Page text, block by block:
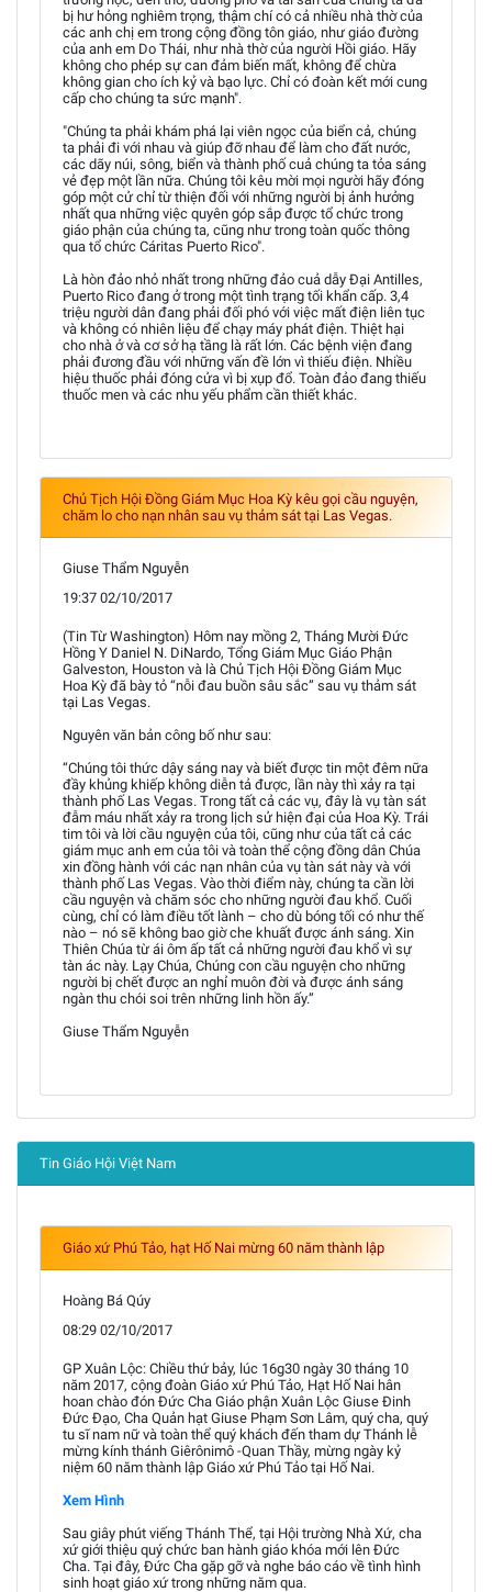
bị hư hỏng nghiêm trọng, thậm chí có cả nhiều nhà thờ của
các anh chị em trong cộng đồng tôn giáo, như giáo đường
của anh em Do Thái, như nhà thờ của người Hồi giáo. Hãy
không cho phép sự can đảm biến mất, không để chừa
không gian cho ích kỷ và bạo lực. Chỉ có đoàn kết mới cung
cấp cho chúng ta sức mạnh".
"Chúng ta phải khám phá lại viên ngọc của biển cả, chúng
ta phải đi với nhau và giúp đỡ nhau để làm cho đất nước,
các dãy núi, sông, biển và thành phố cuả chúng ta tỏa sáng
vẻ đẹp một lần nữa. Chúng tôi kêu mời mọi người hãy đóng
góp một cử chỉ từ thiện đối với những người bị ảnh hưởng
nhất qua những việc quyên góp sắp được tổ chức trong
giáo phận của chúng ta, cũng như trong toàn quốc thông
qua tổ chức Cáritas Puerto Rico".
Là hòn đảo nhỏ nhất trong những đảo cuả dẫy Đại Antilles,
Puerto Rico đang ở trong một tình trạng tối khẩn cấp. 3,4
triệu người dân đang phải đối phó với việc mất điện liên tục
và không có nhiên liệu để chạy máy phát điện. Thiệt hại
cho nhà ở và cơ sở hạ tầng là rất lớn. Các bệnh viện đang
phải đương đầu với những vấn đề lớn vì thiếu điện. Nhiều
hiệu thuốc phải đóng cửa vì bị xụp đổ. Toàn đảo đang thiếu
thuốc men và các nhu yếu phẩm cần thiết khác.
Chủ Tịch Hội Đồng Giám Mục Hoa Kỳ kêu gọi cầu nguyện,
chăm lo cho nạn nhân sau vụ thảm sát tại Las Vegas.
Giuse Thẩm Nguyễn
19:37 02/10/2017
(Tin Từ Washington) Hôm nay mồng 2, Tháng Mười Đức
Hồng Y Daniel N. DiNardo, Tổng Giám Mục Giáo Phận
Galveston, Houston và là Chủ Tịch Hội Đồng Giám Mục
Hoa Kỳ đã bày tỏ “nỗi đau buồn sâu sắc” sau vụ thảm sát
tại Las Vegas.
Nguyên văn bản công bố như sau:
“Chúng tôi thức dậy sáng nay và biết được tin một đêm nữa
đầy khủng khiếp không diễn tả được, lần này thì xảy ra tại
thành phố Las Vegas. Trong tất cả các vụ, đây là vụ tàn sát
đẫm máu nhất xảy ra trong lịch sử hiện đại của Hoa Kỳ. Trái
tim tôi và lời cầu nguyện của tôi, cũng như của tất cả các
giám mục anh em của tôi và toàn thể cộng đồng dân Chúa
xin đồng hành với các nạn nhân của vụ tàn sát này và với
thành phố Las Vegas. Vào thời điểm này, chúng ta cần lời
cầu nguyện và chăm sóc cho những người đau khổ. Cuối
cùng, chỉ có làm điều tốt lành – cho dù bóng tối có như thế
nào – nó sẽ không bao giờ che khuất được ánh sáng. Xin
Thiên Chúa từ ái ôm ấp tất cả những người đau khổ vì sự
tàn ác này. Lạy Chúa, Chúng con cầu nguyện cho những
người bị chết được an nghỉ muôn đời và được ánh sáng
ngàn thu chói soi trên những linh hồn ấy.”
Giuse Thẩm Nguyễn
Tin Giáo Hội Việt Nam
Giáo xứ Phú Tảo, hạt Hố Nai mừng 60 năm thành lập
Hoàng Bá Qúy
08:29 02/10/2017
GP Xuân Lộc: Chiều thứ bảy, lúc 16g30 ngày 30 tháng 10
năm 2017, cộng đoàn Giáo xứ Phú Tảo, Hạt Hố Nai hân
hoan chào đón Đức Cha Giáo phận Xuân Lộc Giuse Đinh
Đức Đạo, Cha Quản hạt Giuse Phạm Sơn Lâm, quý cha, quý
tu sĩ nam nữ và toàn thể quý khách đến tham dự Thánh lễ
mừng kính thánh Giêrônimô -Quan Thầy, mừng ngày kỷ
niệm 60 năm thành lập Giáo xứ Phú Tảo tại Hố Nai.
Xem Hình
Sau giây phút viếng Thánh Thể, tại Hội trường Nhà Xứ, cha
xứ giới thiệu quý chức ban hành giáo khóa mới lên Đức
Cha. Tại đây, Đức Cha gặp gỡ và nghe báo cáo về tình hình
sinh hoạt giáo xứ trong những năm qua.